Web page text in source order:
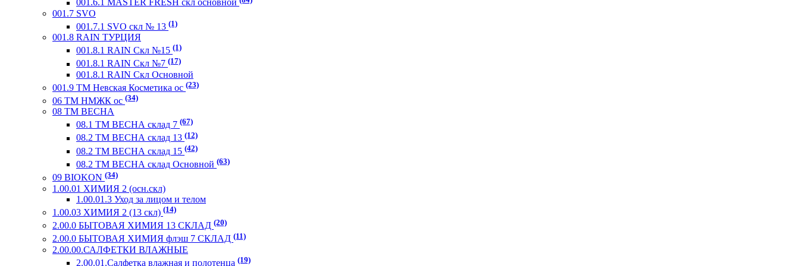
001.6.1 MASTER FRESH скл основной
001.7 SVO
001.7.1 SVO скл № 13 (1)
001.8 RAIN ТУРЦИЯ
001.8.1 RAIN Скл №15 (1)
001.8.1 RAIN Скл №7 (17)
001.8.1 RAIN Скл Основной
001.9 ТМ Невская Косметика ос (23)
06 ТМ НМЖК ос (34)
08 ТМ ВЕСНА
08.1 ТМ ВЕСНА склад 7 (67)
08.2 ТМ ВЕСНА склад 13 (12)
08.2 ТМ ВЕСНА склад 15 (42)
08.2 ТМ ВЕСНА склад Основной (63)
09 BIOKON (34)
1.00.01 ХИМИЯ 2 (осн.скл)
1.00.01.3 Уход за лицом и телом
1.00.03 ХИМИЯ 2 (13 скл) (14)
2.00.0 БЫТОВАЯ ХИМИЯ 13 СКЛАД (20)
2.00.0 БЫТОВАЯ ХИМИЯ флэш 7 СКЛАД (11)
2.00.00.САЛФЕТКИ ВЛАЖНЫЕ
2.00.01.Салфетка влажная и полотенца (19)